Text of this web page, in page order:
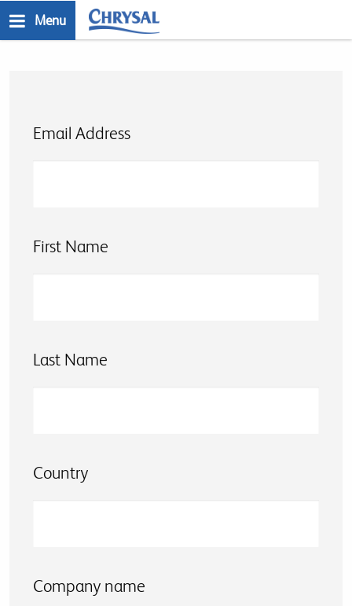
Skip
Menu
Email Address
First Name
Last Name
Country
Company name